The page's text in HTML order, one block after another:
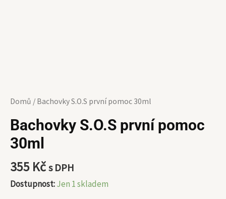
Domů / Bachovky S.O.S první pomoc 30ml
Bachovky S.O.S první pomoc
30ml
355 Kčs DPH
Dostupnost:Jen 1 skladem